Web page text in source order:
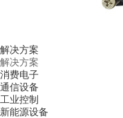
解决方案
解决方案
消费电子
通信设备
工业控制
新能源设备